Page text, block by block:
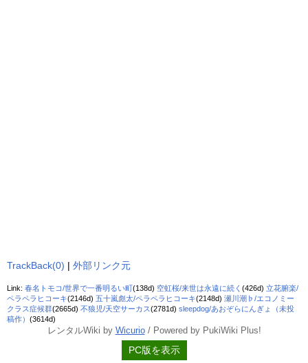
TrackBack(0) | 外部リンク元
Link: 春名トモコ/世界で一番明るい町(138d) 空虹桜/来世は永遠に続く (426d) 立花腑楽/
ペラペラヒコーキ(2146d) 五十嵐彪太/ペラペラヒコーキ(2148d) 瀬川潮♭/エコノミー
クラス症候群(2665d) 不狼児/天空サーカス(2781d) sleepdog/あおぞらにんぎょ（未投
稿作） (3614d)
レンタルWiki by Wicurio/ Powered by PukiWiki Plus!
PC版を表示